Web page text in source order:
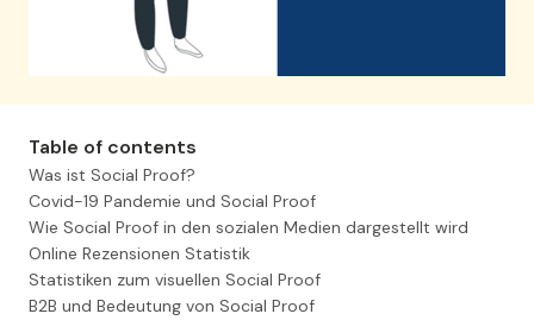
Table of contents
Was ist Social Proof?
Covid-19 Pandemie und Social Proof
Wie Social Proof in den sozialen Medien dargestellt wird
Online Rezensionen Statistik
Statistiken zum visuellen Social Proof
B2B und Bedeutung von Social Proof
Sie verschwenden 98 %
Ihres Website-Traffics!
Wir können Ihnen helfen, mehr Kunden
gewinnen.